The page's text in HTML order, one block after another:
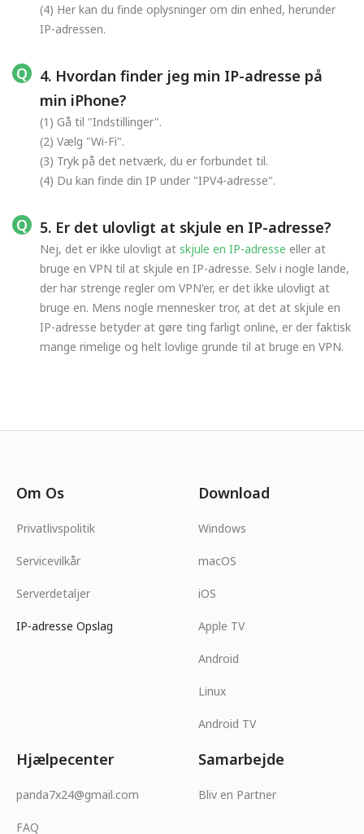
(4) Her kan du finde oplysninger om din enhed, herunder
IP-adressen.
4. Hvordan finder jeg min IP-adresse på
min iPhone?
(1) Gå til "Indstillinger".
(2) Vælg "Wi-Fi".
(3) Tryk på det netværk, du er forbundet til.
(4) Du kan finde din IP under "IPV4-adresse".
5. Er det ulovligt at skjule en IP-adresse?
Nej, det er ikke ulovligt at skjule en IP-adresse eller at
bruge en VPN til at skjule en IP-adresse. Selv i nogle lande,
der har strenge regler om VPN'er, er det ikke ulovligt at
bruge en. Mens nogle mennesker tror, at det at skjule en
IP-adresse betyder at gøre ting farligt online, er der faktisk
mange rimelige og helt lovlige grunde til at bruge en VPN.
Om Os
Privatlivspolitik
Servicevilkår
Serverdetaljer
IP-adresse Opslag
Download
Windows
macOS
iOS
Apple TV
Android
Linux
Android TV
Hjælpecenter
panda7x24@gmail.com
FAQ
Samarbejde
Bliv en Partner